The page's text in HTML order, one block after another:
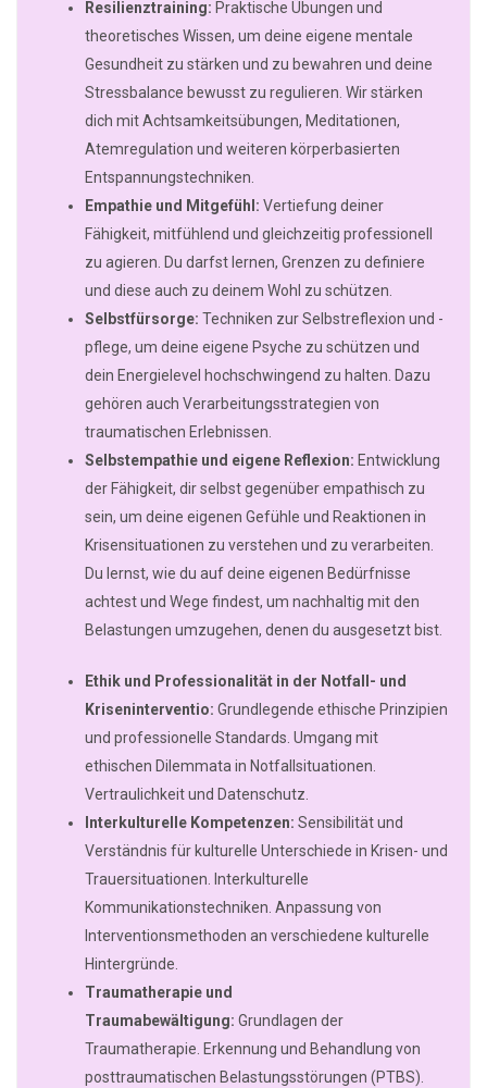
Resilienztraining: Praktische Übungen und
theoretisches Wissen, um deine eigene mentale
Gesundheit zu stärken und zu bewahren und deine
Stressbalance bewusst zu regulieren. Wir stärken
dich mit Achtsamkeitsübungen, Meditationen,
Atemregulation und weiteren körperbasierten
Entspannungstechniken.
Empathie und Mitgefühl: Vertiefung deiner
Fähigkeit, mitfühlend und gleichzeitig professionell
zu agieren. Du darfst lernen, Grenzen zu definiere
und diese auch zu deinem Wohl zu schützen.
Selbstfürsorge: Techniken zur Selbstreflexion und -
pflege, um deine eigene Psyche zu schützen und
dein Energielevel hochschwingend zu halten. Dazu
gehören auch Verarbeitungsstrategien von
traumatischen Erlebnissen.
Selbstempathie und eigene Reflexion: Entwicklung
der Fähigkeit, dir selbst gegenüber empathisch zu
sein, um deine eigenen Gefühle und Reaktionen in
Krisensituationen zu verstehen und zu verarbeiten.
Du lernst, wie du auf deine eigenen Bedürfnisse
achtest und Wege findest, um nachhaltig mit den
Belastungen umzugehen, denen du ausgesetzt bist.
Ethik und Professionalität in der Notfall- und
Kriseninterventio: Grundlegende ethische Prinzipien
und professionelle Standards. Umgang mit
ethischen Dilemmata in Notfallsituationen.
Vertraulichkeit und Datenschutz.
Interkulturelle Kompetenzen: Sensibilität und
Verständnis für kulturelle Unterschiede in Krisen- und
Trauersituationen. Interkulturelle
Kommunikationstechniken. Anpassung von
Interventionsmethoden an verschiedene kulturelle
Hintergründe.
Traumatherapie und
Traumabewältigung: Grundlagen der
Traumatherapie. Erkennung und Behandlung von
posttraumatischen Belastungsstörungen (PTBS).